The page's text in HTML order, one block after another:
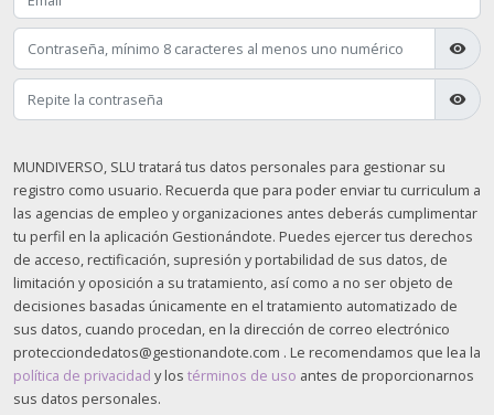
visibility
visibility
MUNDIVERSO, SLU tratará tus datos personales para gestionar su
registro como usuario. Recuerda que para poder enviar tu curriculum a
las agencias de empleo y organizaciones antes deberás cumplimentar
tu perfil en la aplicación Gestionándote. Puedes ejercer tus derechos
de acceso, rectificación, supresión y portabilidad de sus datos, de
limitación y oposición a su tratamiento, así como a no ser objeto de
decisiones basadas únicamente en el tratamiento automatizado de
sus datos, cuando procedan, en la dirección de correo electrónico
protecciondedatos@gestionandote.com . Le recomendamos que lea la
política de privacidad y los términos de uso antes de proporcionarnos
sus datos personales.